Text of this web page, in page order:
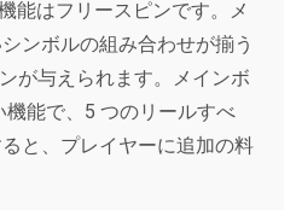
能はフリースピンです。メ
ンボルの組み合わせが揃う
が与えられます。メインボ
能で、5 つのリールすべ
と、プレイヤーに追加の料